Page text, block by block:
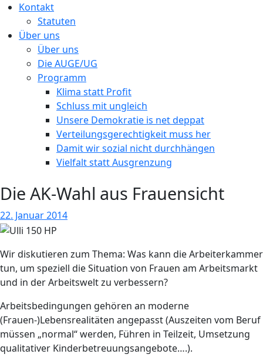
Kontakt
Statuten
Über uns
Über uns
Die AUGE/UG
Programm
Klima statt Profit
Schluss mit ungleich
Unsere Demokratie is net deppat
Verteilungsgerechtigkeit muss her
Damit wir sozial nicht durchhängen
Vielfalt statt Ausgrenzung
Die AK-Wahl aus Frauensicht
22. Januar 2014
Wir diskutieren zum Thema: Was kann die Arbeiterkammer
tun, um speziell die Situation von Frauen am Arbeitsmarkt
und in der Arbeitswelt zu verbessern?
Arbeitsbedingungen gehören an moderne
(Frauen-)Lebensrealitäten angepasst (Auszeiten vom Beruf
müssen „normal“ werden, Führen in Teilzeit, Umsetzung
qualitativer Kinderbetreuungsangebote….).